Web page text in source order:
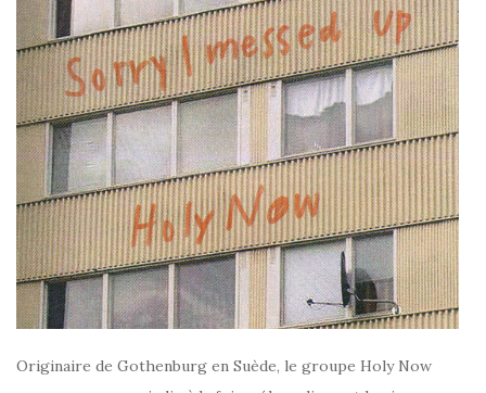
Originaire de Gothenburg en Suède, le groupe Holy Now